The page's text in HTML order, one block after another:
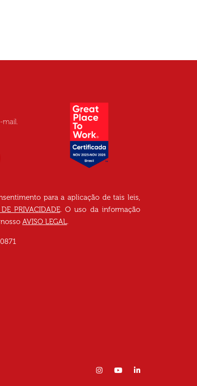
mail.
para a aplicação de tais leis,
PRIVACIDADE. O uso da informação
AVISO LEGAL.